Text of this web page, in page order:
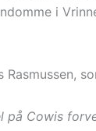
i
på Cowis